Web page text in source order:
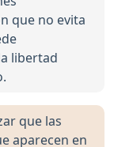
que no evita
libertad
que las
aparecen en